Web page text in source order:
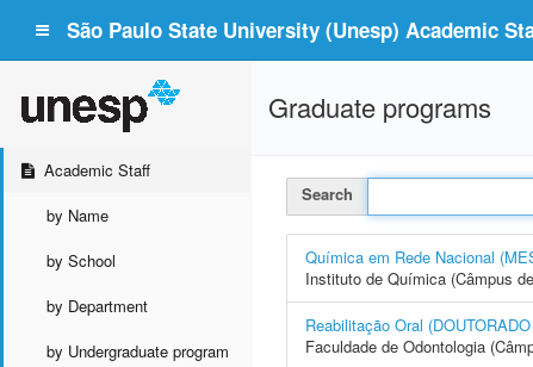
São Paulo State University (Unesp) Academic
Academic Staff
by Name
by School
by Department
by Undergraduate program
Graduate programs
Search
Química em Rede Nacional
Instituto de Química (Câmpus
Reabilitação Oral
Faculdade de Odontologia